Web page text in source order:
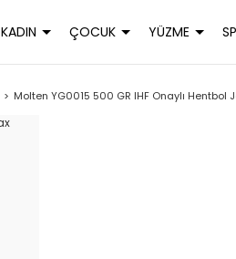
KADIN ÇOCUK YÜZME
Molten YG0015 500 GR IHF Onaylı Hentbol